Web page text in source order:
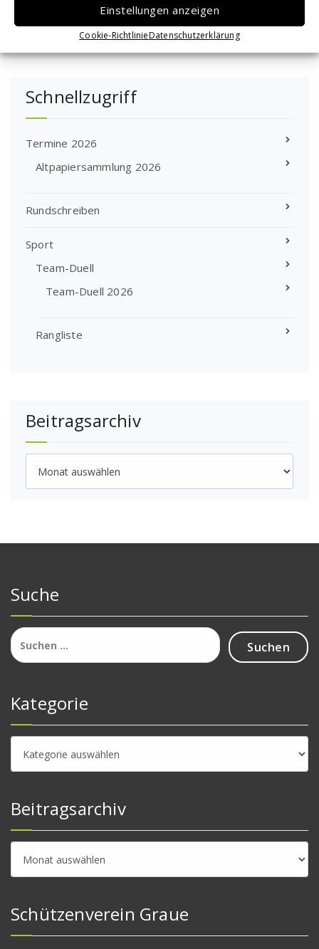
Einstellungen anzeigen
Cookie-RichtlinieDatenschutzerklärung
Schnellzugriff
Termine 2026
Altpapiersammlung 2026
Rundschreiben
Sport
Team-Duell
Team-Duell 2026
Rangliste
Beitragsarchiv
Suche
Suchen
nach:
Kategorie
Kategorie
Beitragsarchiv
Beitragsarchiv
Schützenverein Graue